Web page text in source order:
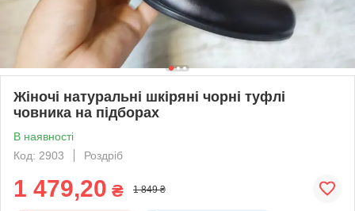
Жіночі натуральні шкіряні чорні туфлі
човника на підборах
В наявності
Код: 2903
Роздріб
1 479,20 ₴ 1 849 ₴